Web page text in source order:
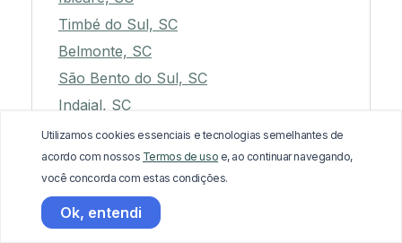
Timbé do Sul, SC
Belmonte, SC
São Bento do Sul, SC
Indaial, SC
São Joaquim, SC
Entre Rios, SC
Xaxim, SC
Porto União, SC
Utilizamos cookies essenciais e tecnologias semelhantes de
acordo com nossos Termos de uso e, ao continuar navegando,
você concorda com estas condições.
Ok, entendi